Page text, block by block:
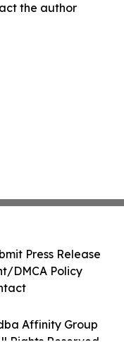
the author
Affinity Group
Press Release
DMCA Policy